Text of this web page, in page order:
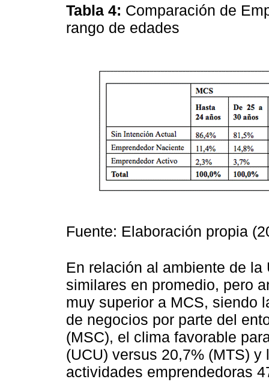
Tabla 4: Comparación de
rango de edades
Fuente: Elaboración propia
En relación al ambiente de
similares en promedio, pero
muy superior a MCS, siendo
de negocios por parte del
(MSC), el clima favorable
(UCU) versus 20,7% (MTS)
actividades emprendedoras